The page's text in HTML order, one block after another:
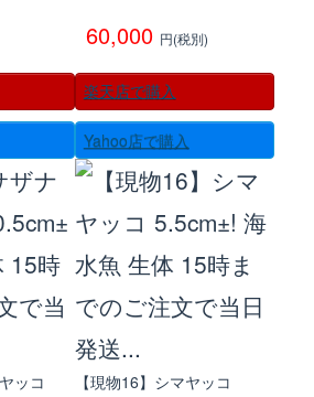
60,000 円(税別)
楽天店で購入
Yahoo店で購入
ッコ
【現物16】シマヤッコ